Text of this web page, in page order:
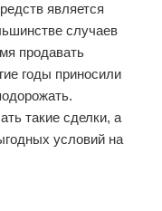
является
случаев
продавать
годы приносили
такие сделки, а
условий на